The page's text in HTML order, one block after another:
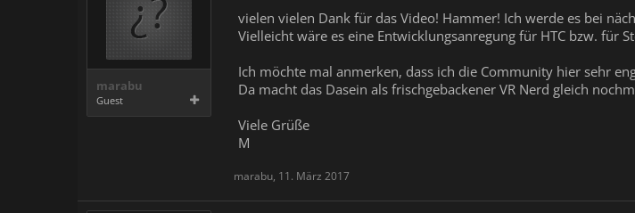
marabu
Guest
vielen vielen Dank für das Video! Hammer! Ich werde es bei
Vielleicht wäre es eine Entwicklungsanregung für HTC bzw. für
Ich möchte mal anmerken, dass ich die Community hier sehr
Da macht das Dasein als frischgebackener VR Nerd gleich
Viele Grüße
M
marabu, 11. März 2017